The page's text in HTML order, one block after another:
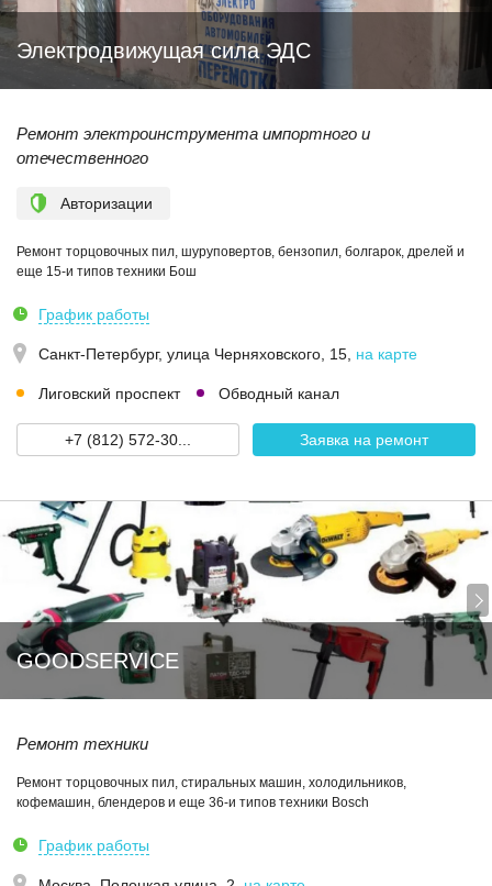
Электродвижущая сила ЭДС
Ремонт электроинструмента импортного и
отечественного
Авторизации
Ремонт торцовочных пил, шуруповертов, бензопил, болгарок, дрелей и
еще 15-и типов техники Бош
График работы
Санкт-Петербург, улица Черняховского, 15 на карте
Лиговский проспект Обводный канал
+7 (812) 572-30... Заявка на ремонт
GOODSERVICE
Ремонт техники
Ремонт торцовочных пил, стиральных машин, холодильников,
кофемашин, блендеров и еще 36-и типов техники Bosch
График работы